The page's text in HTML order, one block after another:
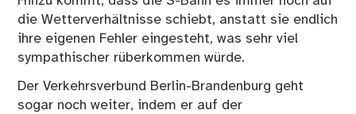
die Wetterverhältnisse schiebt, anstatt sie endlich
ihre eigenen Fehler eingesteht, was sehr viel
sympathischer rüberkommen würde.
Der Verkehrsverbund Berlin-Brandenburg geht
sogar noch weiter, indem er auf der